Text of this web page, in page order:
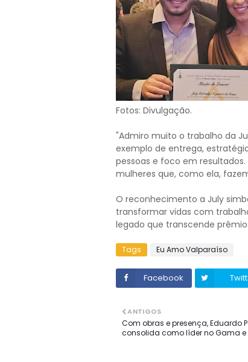
Fotos: Divulgação.
"Admiro muito o trabalho da
exemplo de entrega,
pessoas e foco em
mulheres que, como ela,
O reconhecimento a July
transformar vidas com
legado que transcende
Tags Eu Amo Valparaíso
Facebook
ANTIGOS
Com obras e presença, Eduardo
consolida como líder no Gama e